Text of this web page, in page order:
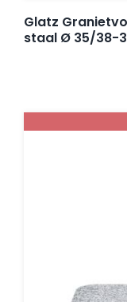
Glatz
staal Ø 35/38-